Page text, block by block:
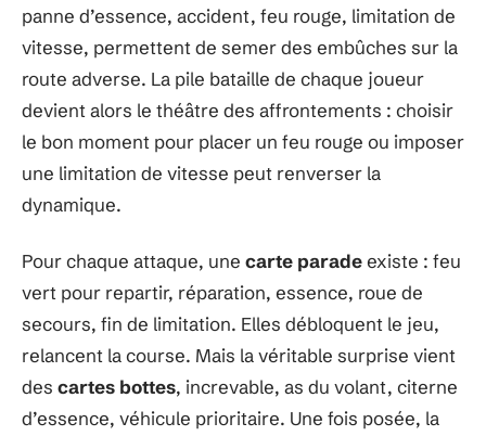
panne d’essence, accident, feu rouge, limitation de
vitesse, permettent de semer des embûches sur la
route adverse. La pile bataille de chaque joueur
devient alors le théâtre des affrontements : choisir
le bon moment pour placer un feu rouge ou imposer
une limitation de vitesse peut renverser la
dynamique.
Pour chaque attaque, une carte paradeexiste : feu
vert pour repartir, réparation, essence, roue de
secours, fin de limitation. Elles débloquent le jeu,
relancent la course. Mais la véritable surprise vient
des cartes bottes, increvable, as du volant, citerne
d’essence, véhicule prioritaire. Une fois posée, la